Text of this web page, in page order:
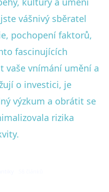
vášnivý sběratel
pochopení faktorů,
fascinujících
vaše vnímání umění a
o investici, je
výzkum a obrátit se
rizika